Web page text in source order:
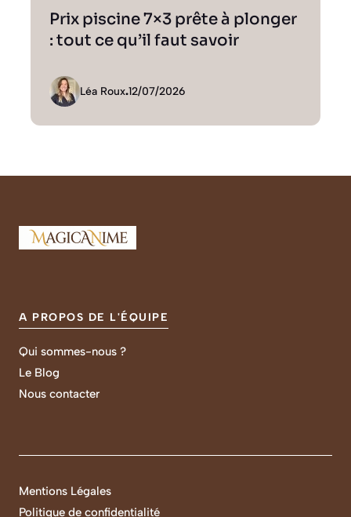
Prix piscine 7×3 prête à plonger
: tout ce qu’il faut savoir
Léa Roux.12/07/2026
A PROPOS DE L'ÉQUIPE
Qui sommes-nous ?
Le Blog
Nous contacter
Mentions Légales
Politique de confidentialité